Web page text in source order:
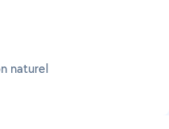
naturel